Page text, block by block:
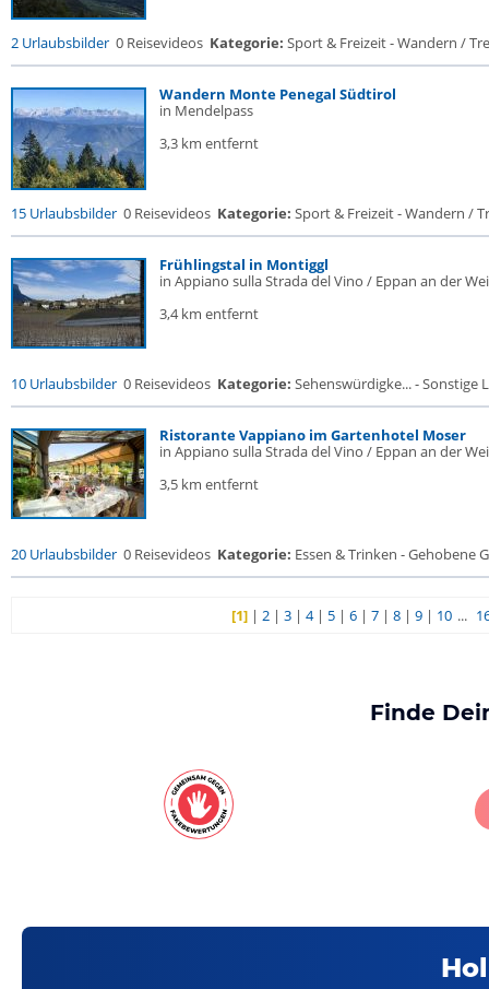
2 Urlaubsbilder 0 Reisevideos Kategorie: Sport & Freizeit - Wandern /
Wandern Monte Penegal Südtirol
in Mendelpass
3,3 km entfernt
15 Urlaubsbilder 0 Reisevideos Kategorie: Sport & Freizeit - Wandern /
Frühlingstal in Montiggl
in Appiano sulla Strada del Vino / Eppan an der
3,4 km entfernt
10 Urlaubsbilder 0 Reisevideos Kategorie: Sehenswürdigke... - Sonstige
Ristorante Vappiano im Gartenhotel Moser
in Appiano sulla Strada del Vino / Eppan an der
3,5 km entfernt
20 Urlaubsbilder 0 Reisevideos Kategorie: Essen & Trinken - Gehobene
[1]| 2| 3| 4| 5| 6| 7| 8| 9| 10 ...
Finde